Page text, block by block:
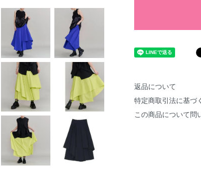
返品について
特定商取引法に基づ
この商品について問